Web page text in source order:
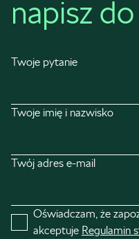
napisz
Twoje pytanie
Twoje imię i nazwisko
Twój adres e-mail
Oświadczam, że
akceptuje Regulamin